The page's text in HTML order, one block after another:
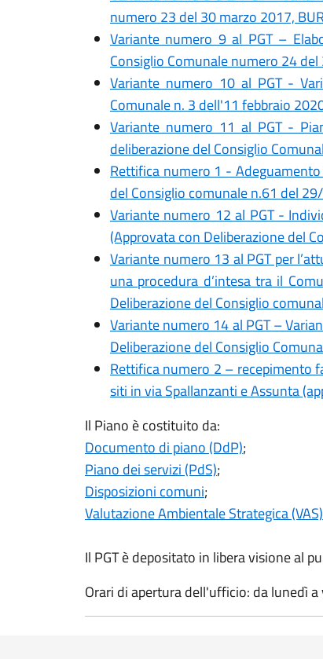
numero 23 del 30 marzo 2017,
Variante numero 9 al PGT –
Consiglio Comunale numero 24
Variante numero 10 al PGT -
Comunale n. 3 dell'11 febbraio
Variante numero 11 al PGT -
deliberazione del Consiglio
Rettifica numero 1 -
del Consiglio comunale n.61 del
Variante numero 12 al PGT -
(Approvata con Deliberazione del
Variante numero 13 al PGT per
una procedura d’intesa tra il
Deliberazione del Consiglio
Variante numero 14 al PGT –
Deliberazione del Consiglio
Rettifica numero 2 – recepimento
siti in via Spallanzanti e Assunta
Il Piano è costituito da:
Documento di piano (DdP);
Piano dei servizi (PdS);
Disposizioni comuni;
Valutazione Ambientale Strategica (VAS)
Il PGT è depositato in libera visione al
Orari di apertura dell'ufficio: da lunedì